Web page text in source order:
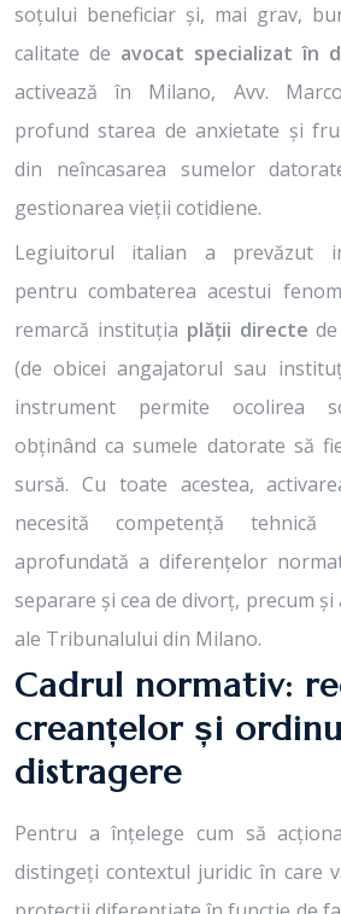
soțului beneficiar și, mai grav,
calitate de avocat specializat în
activează în Milano, Avv.
profund starea de anxietate și
din neîncasarea sumelor
gestionarea vieții cotidiene.
Legiuitorul italian a prevăzut
pentru combaterea acestui
remarcă instituția plății directe
(de obicei angajatorul sau
instrument permite ocolirea
obținând ca sumele datorate să
sursă. Cu toate acestea,
necesită competență
aprofundată a diferențelor
separare și cea de divorț, precum
ale Tribunalului din Milano.
Cadrul normativ:
creanțelor și
distragere
Pentru a înțelege cum să
distingeți contextul juridic în care